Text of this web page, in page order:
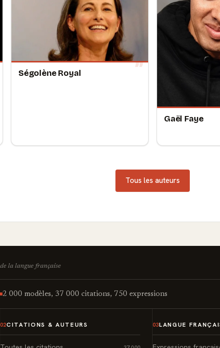
Ségolène Royal
Gaël Faye
Tous les auteurs
la langue française
2 000 modèles, 37 000 citations, 750 expressions
02CITATIONS & AUTEURS 03LANGUE